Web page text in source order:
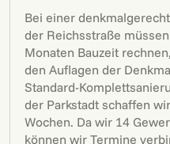
Bei einer
der Reichsstraße
Monaten Bauzeit
den Auflagen der
Standard-
der Parkstadt schaffen
Wochen. Da wir 14
können wir Termine